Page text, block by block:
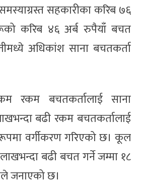
सहकारीका करिब ७६
करिब ४६ अर्ब रुपैयाँ बचत
अधिकांश साना बचतकर्ता
रकम बचतकर्तालाई साना
बढी रकम बचतकर्तालाई
वर्गीकरण गरिएको छ। कूल
बढी बचत गर्ने जम्मा १८
जनाएको छ।